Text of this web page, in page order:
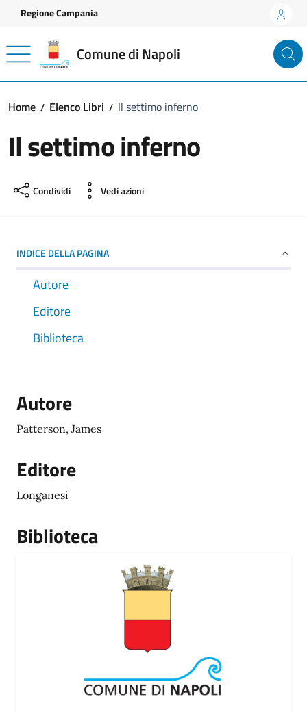
Vai ai contenuti
Vai al footer
Regione Campania
Comune di Napoli
Home Elenco Libri Il settimo inferno
Il settimo inferno
Condividi Vedi azioni
INDICE DELLA PAGINA
Autore
Editore
Biblioteca
Autore
Patterson, James
Editore
Longanesi
Biblioteca